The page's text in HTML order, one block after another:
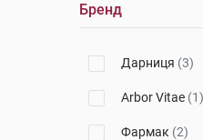
Бренд
Дарниця (3)
Arbor Vitae (1)
Фармак (2)